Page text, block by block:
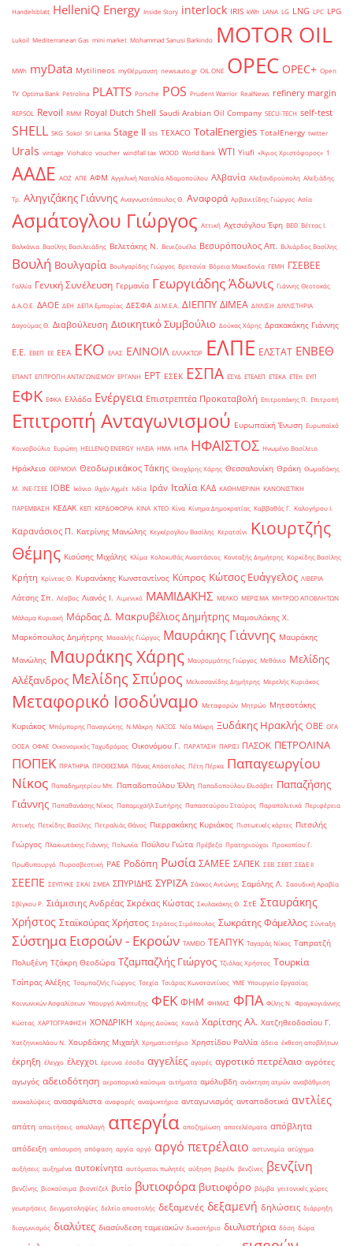
Handelsblatt HelleniQ Energy Inside Story interlock IRIS kWh LANA LG LNG LPC LPG
Lukoil Mediterranean Gas mini market Mohammad Sanusi Barkindo MOTOR OIL
MWh myData Mytilineos myΘέρμανση newsauto.gr OIL ONE OPEC OPEC+ Open
TV Optima Bank Petrolina PLATTS Porsche POS Prudent Warrior RealNews refinery margin
REPSOL Revoil RMM Royal Dutch Shell Saudi Arabian Oil Company SECU-TECH self-test
SHELL SKG Sokol Sri Lanka Stage II sts TEXACO TotalEnergies TotalEnergy twitter
Urals vintage Viohalco voucher windfall tax WOOD World Bank WTI Yiufi «Άγιος Χριστόφορος» ΄1
ΑΑΔΕ ΑΟΖ ΑΠΕ ΑΦΜ Αγγελική Ναταλία Αδαμοπούλου Αλβανία Αλεξανδρούπολη Αλεξιάδης
Τρ. Αληγιζάκης Γιάννης Αναγνωστόπουλος Θ. Αναφορά Αρβανιτίδης Γιώργος Ασία
Ασμάτογλου Γιώργος Αττική Αχτσιόγλου Έφη ΒΕΘ Βέττας Ι.
Βαλκάνια Βασίλης Βασιλειάδης Βελετάκης Ν. Βενεζουέλα Βεσυρόπουλος Απ. Βιλιάρδος Βασίλης
Βουλή Βουλγαρία Βουλγαρίδης Γιώργος Βρετανία Βόρεια Μακεδονία ΓΕΜΗ ΓΣΕΒΕΕ
Γαλλία Γενική Συνέλευση Γερμανία Γεωργιάδης Άδωνις Γιάννης Θεοτοκάς
Δ.Α.Ο.Ε. ΔΑΟΕ ΔΕΗ ΔΕΠΑ Εμπορίας ΔΕΣΦΑ ΔΙ.Μ.Ε.Α. ΔΙΕΠΠΥ ΔΙΜΕΑ ΔΙΥΛΙΣΗ ΔΙΥΛΙΣΤΗΡΙΑ
Δαγούμας Θ. Διαβούλευση Διοικητικό Συμβούλιο Δούκας Χάρης Δρακακάκης Γιάννης
Ε.Ε. ΕΒΕΠ ΕΕ ΕΕΑ ΕΚΟ ΕΛΑΣ ΕΛΙΝΟΙΛ ΕΛΛΑΚΤΩΡ ΕΛΠΕ ΕΛΣΤΑΤ ΕΝΒΕΘ
ΕΠΑΝΤ ΕΠΙΤΡΟΠΗ ΑΝΤΑΓΩΝΙΣΜΟΥ ΕΡΓΑΝΗ ΕΡΤ ΕΣΕΚ ΕΣΠΑ ΕΣΥΔ ΕΤΕΑΕΠ ΕΤΕΚΑ ΕΤΕπ ΕΥΠ
ΕΦΚ ΕΦΚΑ Ελλάδα Ενέργεια Επιστρεπτέα Προκαταβολή Επιτροπάκης Π. Επιτροπή
Επιτροπή Ανταγωνισμού Ευρωπαϊκή Ένωση Ευρωπαϊκό
Κοινοβούλιο Ευρώπη ΗELLENiQ ENERGY ΗΛΕΙΑ ΗΜΑ ΗΠΑ ΗΦΑΙΣΤΟΣ Ηνωμένο Βασίλειο
Ηράκλειο ΘΕΡΜΟΙΛ Θεοδωρικάκος Τάκης Θεοχάρης Χάρης Θεσσαλονίκη Θράκη Θωμαδάκης
Μ. ΙΝΕ-ΓΣΕΕ ΙΟΒΕ Ικόνιο Ιλχάν Αχμέτ Ινδία Ιράν Ιταλία ΚΑΔ ΚΑΘΗΜΕΡΙΝΗ ΚΑΝΟΝΙΣΤΙΚΗ
ΠΑΡΕΜΒΑΣΗ ΚΕΔΑΚ ΚΕΠ ΚΕΡΔΟΦΟΡΙΑ ΚΙΝΑ ΚΤΕΟ Κίνα Κίνημα Δημοκρατίας Καββαθάς Γ. Καλογήρου Ι.
Καρανάσιος Π. Κατρίνης Μανώλης Κεγκέρογλου Βασίλης Κερατσίνι
Κιουρτζής
Θέμης Κιούσης Μιχάλης Κλίμα Κολοκυθάς Αναστάσιος Κονταξής Δημήτρης Κορκίδης Βασίλης
Κρήτη Κρίντας Θ. Κυρανάκης Κωνσταντίνος Κύπρος Κώτσος Ευάγγελος ΛΙΒΕΡΙΑ
Λάτσης Σπ. Λέσβος Λιανός Ι. Λιμενικό ΜΑΜΙΔΑΚΗΣ ΜΕΛΚΟ ΜΕΡΙΣΜΑ ΜΗΤΡΩΟ ΑΠΟΒΛΗΤΩΝ
Μάλαμα Κυριακή Μάρδας Δ. Μακρυβέλιος Δημήτρης Μαμουλάκης Χ.
Μαρκόπουλος Δημήτρης Μασαλής Γιώργος Μαυράκης Γιάννης Μαυράκης
Μανώλης Μαυράκης Χάρης Μαυρομμάτης Γιώργος Μεθάνιο Μελίδης
Αλέξανδρος Μελίδης Σπύρος Μελισσανίδης Δημήτρης Μερελής Κυριάκος
Μεταφορικό Ισοδύναμο Μεταφορών Μητρώο Μητσοτάκης
Κυριάκος Μπόμπορης Παναγιώτης Ν.Μάκρη ΝΑΞΟΣ Νέα Μάκρη Ξυδάκης Ηρακλής ΟΒΕ ΟΓΑ
ΟΟΣΑ ΟΦΑΕ Οικονομικός Ταχυδρόμος Οικονόμου Γ. ΠΑΡΑΤΑΣΗ ΠΑΡΙΣΙ ΠΑΣΟΚ ΠΕΤΡΟΛΙΝΑ
ΠΟΠΕΚ ΠΡΑΤΗΡΙΑ ΠΡΟΘΕΣΜΙΑ Πάνας Απόστολος Πέτη Πέρκα Παπαγεωργίου
Νίκος Παπαδημητρίου Μπ. Παπαδοπούλου Έλλη Παπαδοπούλου Ελισάβετ Παπαζήσης
Γιάννης Παπαθανάσης Νίκος Παπαμιχαήλ Σωτήρης Παπασταύρου Σταύρος Παραπολιτικά Περιφέρεια
Αττικής Πετκίδης Βασίλης Πετραλιάς Θάνος Πιερρακάκης Κυριάκος Πιστωτικές κάρτες Πιτσιλής
Γιώργος Πλακιωτάκης Γιάννης Πολωνία Πούλου Γιώτα Πρέβεζα Πρατηριούχοι Προκοπίου Γ.
Πρωθυπουργό Πυροσβεστική ΡΑΕ Ροδόπη Ρωσία ΣΑΜΕΕ ΣΑΠΕΚ ΣΕΒ ΣΕΒΤ ΣΕΔΕ ΙΙ
ΣΕΕΠΕ ΣΕΥΠΥΚΕ ΣΚΑΙ ΣΜΕΑ ΣΠΥΡΙΔΗΣ ΣΥΡΙΖΑ Σάκκος Αντώνης Σαμόλης Λ. Σαουδική Αραβία
Σβίγκου Ρ. Σιάμισιης Ανδρέας Σκρέκας Κώστας Σκυλακάκης Θ. ΣτΕ Σταυράκης
Χρήστος Σταϊκούρας Χρήστος Στράτος Σιμόπουλος Σωκράτης Φάμελλος Σύνταξη
Σύστημα Εισροών - Εκροών ΤΑΜΕΙΟ ΤΕΑΠΥΚ Ταγαράς Νίκος Ταπρατζή
Πολυξένη Τζάκρη Θεοδώρα Τζαμπαζλής Γιώργος Τζιόλας Χρήστος Τουρκία
Τσίπρας Αλέξης Τσαμπαζλής Γιώργος Τσεχία Τσιάρας Κωνσταντίνος ΥΜΕ Υπουργείο Εργασίας
Κοινωνικών Ασφαλίσεων Υπουργό Ανάπτυξης ΦΕΚ ΦΗΜ ΦΗΜΑΣ ΦΠΑ Φίλης Ν. Φραγκογιάννης
Κώστας ΧΑΡΤΟΓΡΑΦΗΣΗ ΧΟΝΔΡΙΚΗ Χάρης Δούκας Χανιά Χαρίτσης Αλ. Χατζηθεοδοσίου Γ.
Χατζηνικολάου Ν. Χουρδάκης Μιχαήλ Χρηματιστήριο Χρηστίδου Ραλλία άδεια έκθεση αποβλήτων
έκρηξη έλεγχο έλεγχοι έρευνα έσοδα αγγελίες αγορές αγροτικό πετρέλαιο αγρότες
αγωγός αδειοδότηση αεροπορικά καύσιμα αιτήματα αμόλυβδη ανάκτηση ατμών αναβάθμιση
ανακαλύψεις ανασφάλιστα αναφορές αναψυκτήρια ανταγωνισμός ανταποδοτικά αντλίες
απάτη απαιτήσεις απαλλαγή απεργία αποζημίωση αποτελέσματα απόβλητα
απόδειξη απόσυρση απόφαση αργία αργό αργό πετρέλαιο αστυνομία ατύχημα
αυξήσεις αυξημένα αυτοκίνητα αυτόματοι πωλητές αύξηση βαρέλι βενζίνες βενζίνη
βενζίνης βιοκαύσιμα βιοντίζελ βυτίο βυτιοφόρα βυτιοφόρο βόμβα γειτονικές χώρες
γεωτρήσεις δειγματοληψίες δελτίο αποστολής δεξαμενές δεξαμενή δηλώσεις διάρρηξη
διαγωνισμός διαλύτες διασύνδεση ταμειακών δικαστήριο διυλιστήρια δόση δώρα